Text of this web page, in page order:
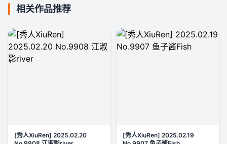
相关作品推荐
[秀人XiuRen] 2025.02.20
[秀人XiuRen] 2025.02.19